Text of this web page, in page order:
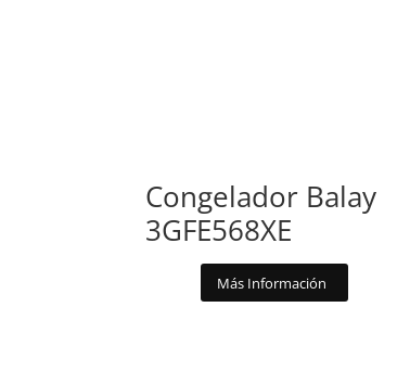
Congelador Balay
3GFE568XE
Más Información